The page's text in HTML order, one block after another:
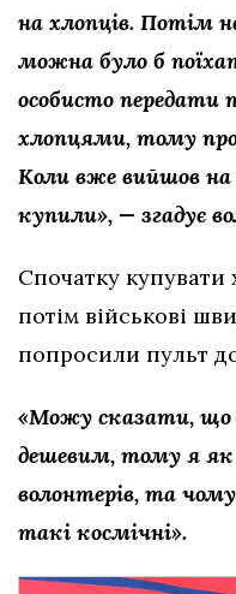
на хлопців. Потім
можна було б
особисто передати
хлопцями, тому
Коли вже вийшов на
купили», — згадує
Спочатку купувати
потім військові
попросили пульт
«Можу сказати, що
дешевим, тому я як
волонтерів, та
такі космічні».